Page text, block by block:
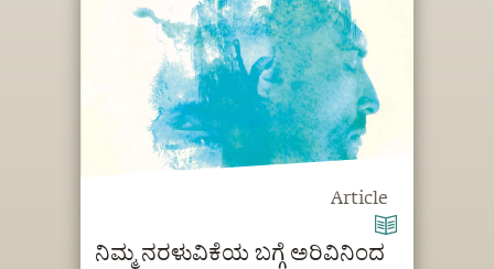
Article
ನಿಮ್ಮ ನರಳುವಿಕೆಯ ಬಗ್ಗೆ ಅರಿವಿನಿಂದ